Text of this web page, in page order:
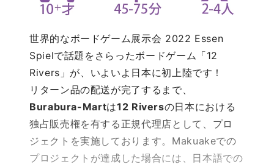
世界的なボードゲーム展示会 2022 Essen
Spielで話題をさらったボードゲーム「12
Rivers」が、いよいよ日本に初上陸です！
リターン品の配送が完了するまで、
Burabura-Martは12 Riversの日本における
独占販売権を有する正規代理店として、プロ
ジェクトを実施しております。Makuakeでの
プロジェクトが達成した場合には、日本語での